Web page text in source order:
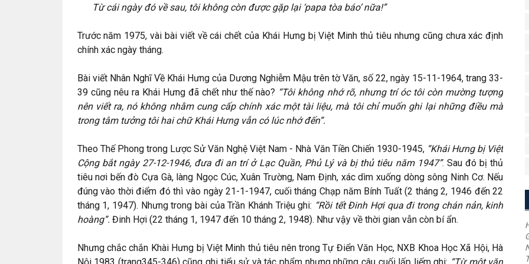
Từ cái ngày đó về sau, tôi không còn được gặp lại ‘papa tòa báo’ nữa!”
Trước năm 1975, vài bài viết về cái chết của Khái Hưng bị Việt Minh thủ tiêu nhưng cũng chưa xác định
chính xác ngày tháng.
Bài viết Nhân Nghĩ Về Khái Hưng của Dương Nghiễm Mậu trên tờ Văn, số 22, ngày 15-11-1964, trang 33-
39 cũng nêu ra Khái Hưng đã chết như thế nào? “Tôi không nhớ rõ, nhưng trí óc tôi còn mường tượng
nên viết ra, nó không nhằm cung cấp chính xác một tài liệu, mà tôi chỉ muốn ghi lại những điều mà
trong tâm tưởng tôi hai chữ Khái Hưng vẫn có lúc nhớ đến”.
Theo Thế Phong trong Lược Sử Văn Nghệ Việt Nam - Nhà Văn Tiền Chiến 1930-1945, “Khái Hưng bị Việt
Cộng bắt ngày 27-12-1946, đưa đi an trí ở Lạc Quần, Phủ Lý và bị thủ tiêu năm 1947”. Sau đó bị thủ
tiêu nơi bến đò Cựa Gà, làng Ngọc Cúc, Xuân Trường, Nam Định, xác dìm xuống dòng sông Ninh Cơ. Nếu
đúng vào thời điểm đó thì vào ngày 21-1-1947, cuối tháng Chạp năm Bính Tuất (2 tháng 2, 1946 đến 22
tháng 1, 1947). Nhưng trong bài của Trần Khánh Triệu ghi: “Rồi tết Đinh Hợi qua đi trong chán nản, kinh
hoàng”. Đinh Hợi (22 tháng 1, 1947 đến 10 tháng 2, 1948). Như vậy về thời gian vẫn còn bí ẩn.
Nhưng chắc chắn Khài Hưng bị Việt Minh thủ tiêu nên trong Tự Điển Văn Học, NXB Khoa Học Xã Hội, Hà